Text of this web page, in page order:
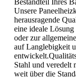
Unsere
herausragende
eine ideale
oder zur
auf Langlebigkeit
Stahl und veredelt
weit über die